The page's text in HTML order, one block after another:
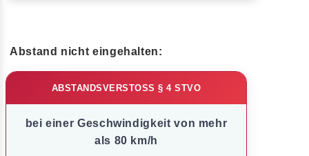
Abstand nicht eingehalten:
ABSTANDSVERSTOSS § 4 STVO
bei einer Geschwindigkeit von mehr
als 80 km/h